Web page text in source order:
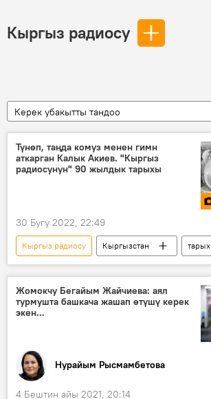
Кыргыз радиосу
Керек убакытты тандоо
Түнөп, таңда комуз менен гимн
аткарган Калык Акиев. "Кыргыз
радиосунун" 90 жылдык тарыхы
30 Бугу 2022, 22:49
Кыргыз радиосу Кыргызстан
тарых
Сүрөт түрмөк
Жомокчу Бегайым Жайчиева: аял
турмушта башкача жашап өтүшү керек
экен...
Нурайым Рысмамбетова
4 Бештин айы 2021, 20:14